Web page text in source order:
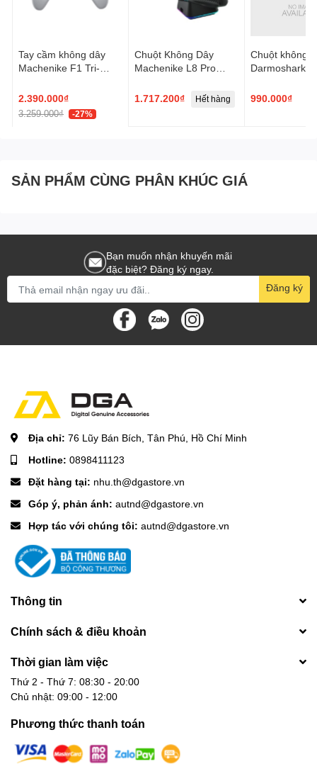
Tay cầm không dây
Machenike F1 Tri-
hãng
2.390.000₫
3.259.000₫ -27%
Chuột Không Dây
Machenike L8 Pro
1.717.200₫
Hết hàng
Chuột không
Darmoshark
990.000₫
SẢN PHẨM CÙNG PHÂN KHÚC GIÁ
Bạn muốn nhận khuyến mãi
đặc biệt? Đăng ký ngay.
Đăng ký
Địa chỉ: 76 Lũy Bán Bích, Tân Phú, Hồ Chí Minh
Hotline: 0898411123
Đặt hàng tại: nhu.th@dgastore.vn
Góp ý, phản ánh: autnd@dgastore.vn
Hợp tác với chúng tôi: autnd@dgastore.vn
Thông tin
Chính sách & điều khoản
Thời gian làm việc
Thứ 2 - Thứ 7: 08:30 - 20:00
Chủ nhật: 09:00 - 12:00
Phương thức thanh toán